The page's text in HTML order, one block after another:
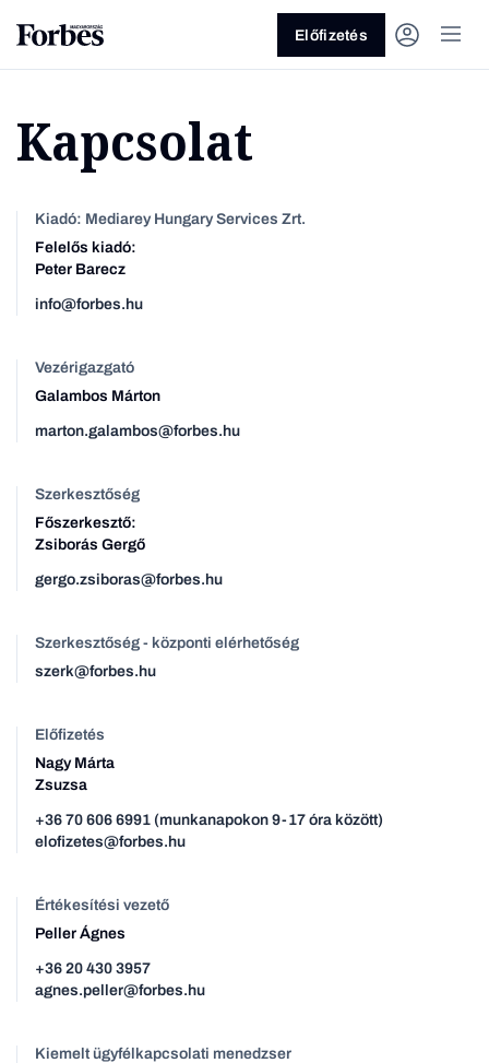
Vagy fedezze fel a következő
Üzlet
Előfizetés
Kapcsolat
Kiadó: Mediarey Hungary Services Zrt.
Felelős kiadó:
Peter Barecz
info@forbes.hu
Vezérigazgató
Galambos Márton
marton.galambos@forbes.hu
Szerkesztőség
Főszerkesztő:
Zsiborás Gergő
gergo.zsiboras@forbes.hu
Szerkesztőség - központi elérhetőség
szerk@forbes.hu
Előfizetés
Nagy Márta
Zsuzsa
+36 70 606 6991 (munkanapokon 9-17 óra között)
elofizetes@forbes.hu
Értékesítési vezető
Peller Ágnes
+36 20 430 3957
agnes.peller@forbes.hu
Kiemelt ügyfélkapcsolati menedzser